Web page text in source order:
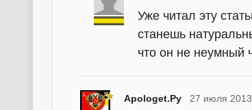
Уже читал эту
станешь
что он не неумный
Apologet.Ру 27 июля